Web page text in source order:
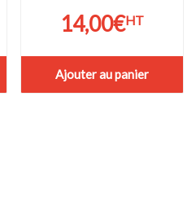
14,00€HT
Ajouter au panier